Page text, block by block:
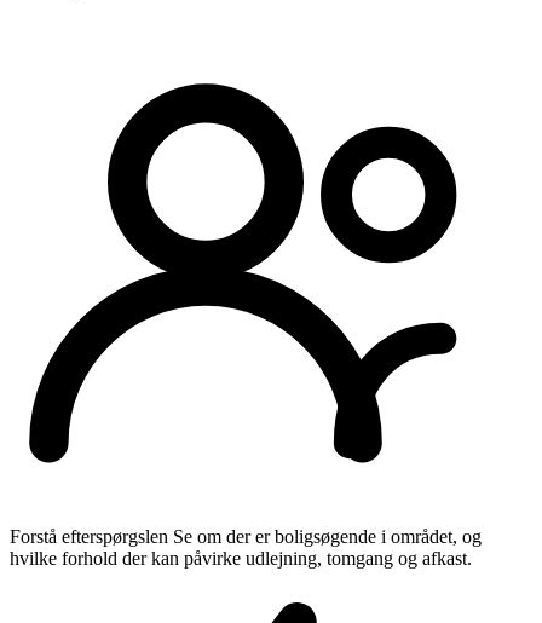
Forstå efterspørgslen Se om der er boligsøgende i området, og
hvilke forhold der kan påvirke udlejning, tomgang og afkast.